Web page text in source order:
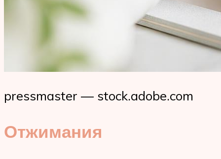
pressmaster — stock.adobe.com
Отжимания